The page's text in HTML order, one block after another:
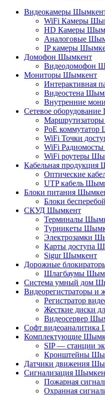
Видеокамеры
WiFi Камеры
HD Камеры
Аналоговые
IP камеры
Домофон Шымкент
Видеодомофон
Мониторы Шымкент
Интерактивная
Видеостена
Внутренние
Сетевое
PoE
WiFi Точки
WiFi
WiFi роутеры
Кабельная продукция
Оптические
UTP кабель
Блоки питания
Блоки
СКУД Шымкент
Терминалы
Турникеты
Электрозамки
Карты доступа
Sigur Шымкент
Дорожные
Шлагбаумы
Система умный дом
Видеорегистраторы и
Регистратор
Жесткие диски
Видеосервер
Софт
Комплектующие
SIP — станции
Кронштейны
Датчики движения
Сигнализация
Пожарная
Охранная